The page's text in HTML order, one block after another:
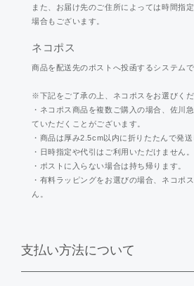
また、お届け先のご住所によっては時間指
場合もございます。
ネコポス
商品を配送先のポストへ投函するシステムで
※下記をご了承の上、ネコポスをお選びくだ
・ネコポス商品を複数ご購入の場合、佐川
ていただくことがございます。
・商品は厚み2.5cm以内に折りたたんで発送
・日時指定や代引はご利用いただけません。
・ポストに入らない場合は持ち帰ります。
・有料ラッピングをお選びの場合、ネコポ
ん。
支払い方法について